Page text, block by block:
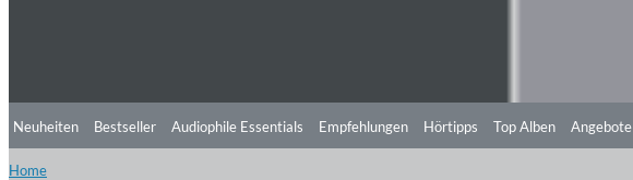
Neuheiten Bestseller Audiophile Essentials Empfehlungen Hörtipps Top Alben Angebote
Home